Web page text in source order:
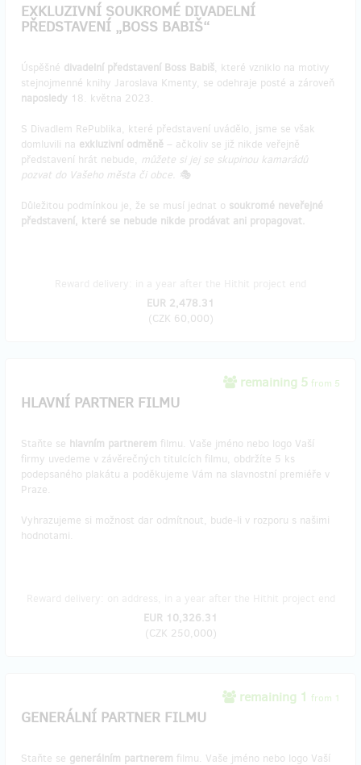
EXKLUZIVNÍ SOUKROMÉ DIVADELNÍ
PŘEDSTAVENÍ „BOSS BABIŠ“
Úspěšné divadelní představení Boss Babiš, které vzniklo na motivy
stejnojmenné knihy Jaroslava Kmenty, se odehraje posté a zároveň
naposledy 18. května 2023.
S Divadlem RePublika, které představení uvádělo, jsme se však
domluvili na exkluzivní odměně – ačkoliv se již nikde veřejně
představení hrát nebude, můžete si jej se skupinou kamarádů
pozvat do Vašeho města či obce. 🎭
Důležitou podmínkou je, že se musí jednat o soukromé neveřejné
představení, které se nebude nikde prodávat ani propagovat.
EUR 2,478.31
(CZK 60,000)
remaining 5 from 5
HLAVNÍ PARTNER FILMU
Staňte se hlavním partnerem filmu. Vaše jméno nebo logo Vaší
firmy uvedeme v závěrečných titulcích filmu, obdržíte 5 ks
podepsaného plakátu a poděkujeme Vám na slavnostní premiéře v
Praze.
Vyhrazujeme si možnost dar odmítnout, bude-li v rozporu s našimi
hodnotami.
EUR 10,326.31
(CZK 250,000)
remaining 1 from 1
GENERÁLNÍ PARTNER FILMU
Staňte se generálním partnerem filmu. Vaše jméno nebo logo Vaší